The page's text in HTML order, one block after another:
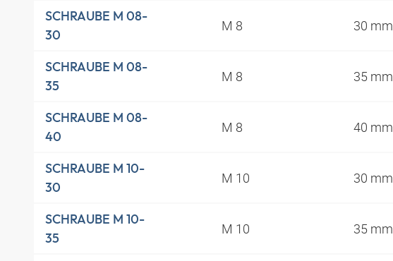
SCHRAUBE M 08-
30
M 8 30 mm
SCHRAUBE M 08-
35
M 8 35 mm
SCHRAUBE M 08-
40
M 8 40 mm
SCHRAUBE M 10-
30
M 10 30 mm
SCHRAUBE M 10-
35
M 10 35 mm